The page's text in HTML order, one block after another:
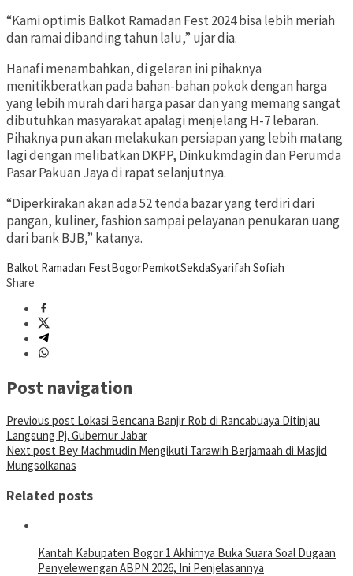
“Kami optimis Balkot Ramadan Fest 2024 bisa lebih meriah
dan ramai dibanding tahun lalu,” ujar dia.
Hanafi menambahkan, di gelaran ini pihaknya
menitikberatkan pada bahan-bahan pokok dengan harga
yang lebih murah dari harga pasar dan yang memang sangat
dibutuhkan masyarakat apalagi menjelang H-7 lebaran.
Pihaknya pun akan melakukan persiapan yang lebih matang
lagi dengan melibatkan DKPP, Dinkukmdagin dan Perumda
Pasar Pakuan Jaya di rapat selanjutnya.
“Diperkirakan akan ada 52 tenda bazar yang terdiri dari
pangan, kuliner, fashion sampai pelayanan penukaran uang
dari bank BJB,” katanya.
Balkot Ramadan FestBogorPemkotSekdaSyarifah Sofiah
Share
Post navigation
Previous post Lokasi Bencana Banjir Rob di Rancabuaya Ditinjau
Langsung Pj. Gubernur Jabar
Next post Bey Machmudin Mengikuti Tarawih Berjamaah di Masjid
Mungsolkanas
Related posts
Kantah Kabupaten Bogor 1 Akhirnya Buka Suara Soal Dugaan
Penyelewengan ABPN 2026, Ini Penjelasannya